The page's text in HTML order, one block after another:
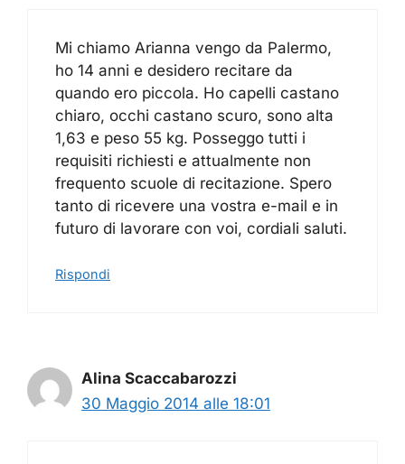
Mi chiamo Arianna vengo da Palermo,
ho 14 anni e desidero recitare da
quando ero piccola. Ho capelli castano
chiaro, occhi castano scuro, sono alta
1,63 e peso 55 kg. Posseggo tutti i
requisiti richiesti e attualmente non
frequento scuole di recitazione. Spero
tanto di ricevere una vostra e-mail e in
futuro di lavorare con voi, cordiali saluti.
Rispondi
Alina Scaccabarozzi
30 Maggio 2014 alle 18:01